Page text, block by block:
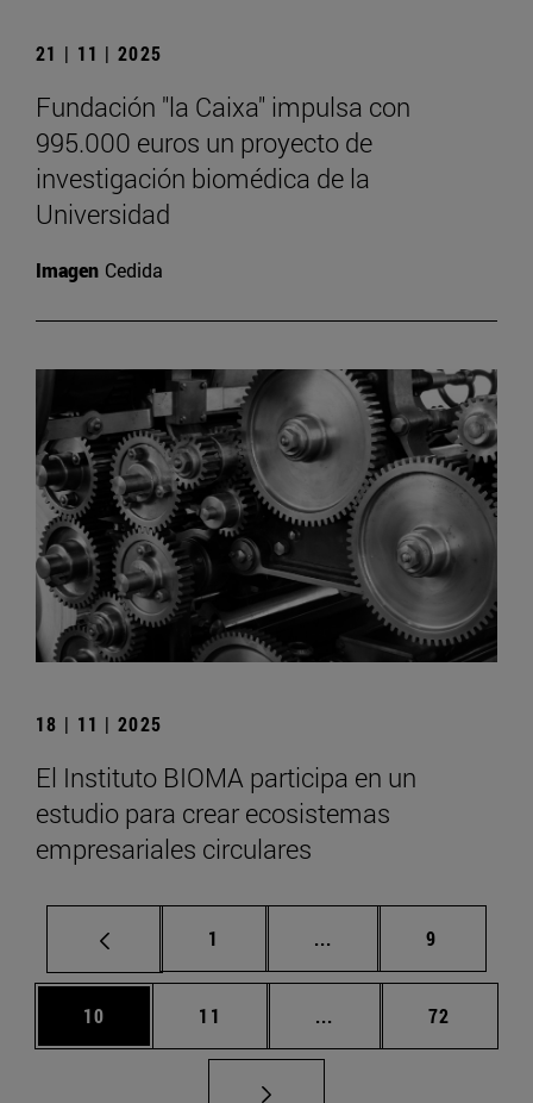
21 | 11 | 2025
Fundación "la Caixa" impulsa con
995.000 euros un proyecto de
investigación biomédica de la
Universidad
Imagen Cedida
18 | 11 | 2025
El Instituto BIOMA participa en un
estudio para crear ecosistemas
empresariales circulares
Página
1 ... Páginas intermedias
Página
9
Página
10 Página
11 ... Páginas intermedias
Página
72